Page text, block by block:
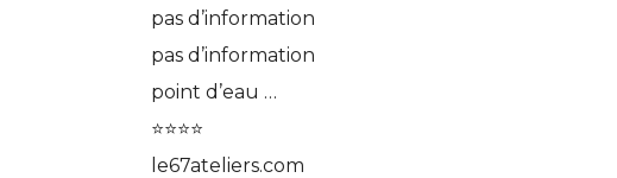
pas d’information
pas d’information
point d’eau …
⭐⭐⭐⭐
le67ateliers.com